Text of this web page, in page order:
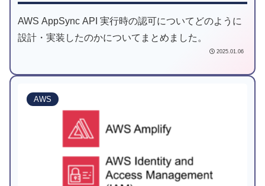
AWS AppSync API 実行時の認可についてどのように
設計・実装したのかについてまとめました。
2025.01.06
AWS